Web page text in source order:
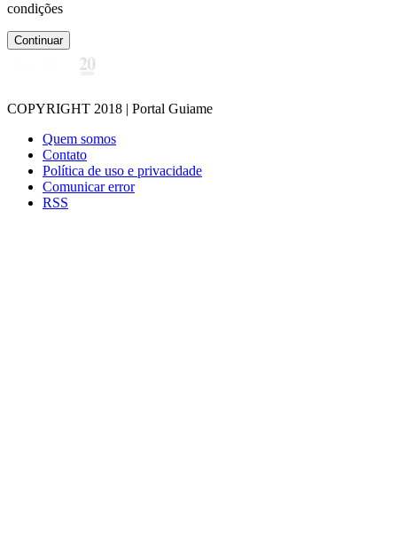
condições
Continuar
COPYRIGHT 2018 | Portal Guiame
Quem somos
Contato
Política de uso e privacidade
Comunicar error
RSS